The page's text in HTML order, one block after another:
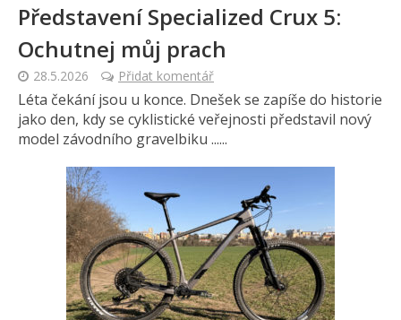
Představení Specialized Crux 5:
Ochutnej můj prach
28.5.2026 Přidat komentář
Léta čekání jsou u konce. Dnešek se zapíše do historie
jako den, kdy se cyklistické veřejnosti představil nový
model závodního gravelbiku ......